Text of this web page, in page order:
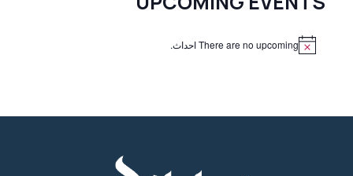
There are no upcoming احداث.